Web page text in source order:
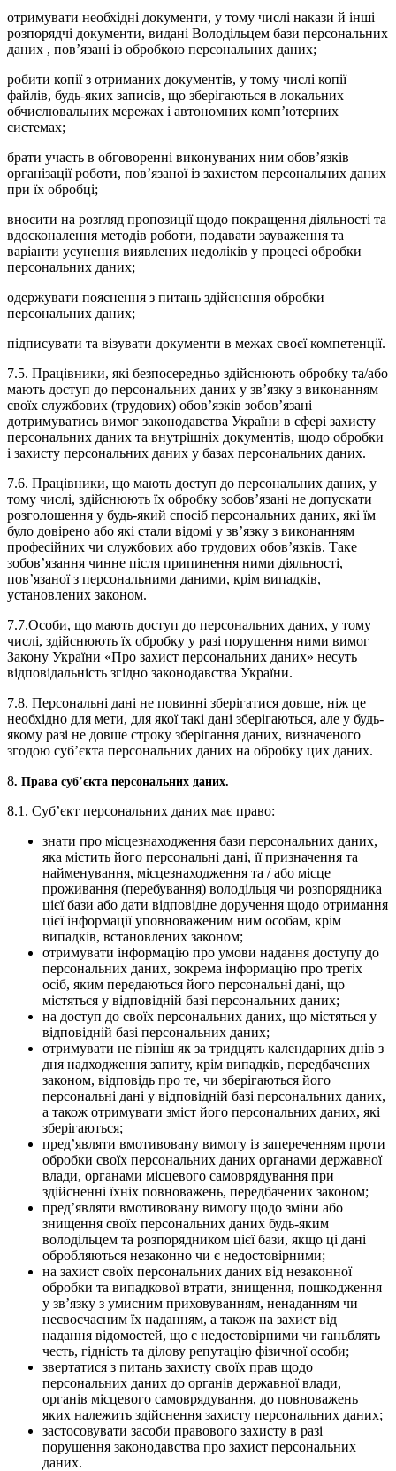
отримувати необхідні документи, у тому числі накази й інші
розпорядчі документи, видані Володільцем бази персональних
даних , пов’язані із обробкою персональних даних;
робити копії з отриманих документів, у тому числі копії
файлів, будь-яких записів, що зберігаються в локальних
обчислювальних мережах і автономних комп’ютерних
системах;
брати участь в обговоренні виконуваних ним обов’язків
організації роботи, пов’язаної із захистом персональних даних
при їх обробці;
вносити на розгляд пропозиції щодо покращення діяльності та
вдосконалення методів роботи, подавати зауваження та
варіанти усунення виявлених недоліків у процесі обробки
персональних даних;
одержувати пояснення з питань здійснення обробки
персональних даних;
підписувати та візувати документи в межах своєї компетенції.
7.5. Працівники, які безпосередньо здійснюють обробку та/або
мають доступ до персональних даних у зв’язку з виконанням
своїх службових (трудових) обов’язків зобов’язані
дотримуватись вимог законодавства України в сфері захисту
персональних даних та внутрішніх документів, щодо обробки
і захисту персональних даних у базах персональних даних.
7.6. Працівники, що мають доступ до персональних даних, у
тому числі, здійснюють їх обробку зобов’язані не допускати
розголошення у будь-який спосіб персональних даних, які їм
було довірено або які стали відомі у зв’язку з виконанням
професійних чи службових або трудових обов’язків. Таке
зобов’язання чинне після припинення ними діяльності,
пов’язаної з персональними даними, крім випадків,
установлених законом.
7.7.Особи, що мають доступ до персональних даних, у тому
числі, здійснюють їх обробку у разі порушення ними вимог
Закону України «Про захист персональних даних» несуть
відповідальність згідно законодавства України.
7.8. Персональні дані не повинні зберігатися довше, ніж це
необхідно для мети, для якої такі дані зберігаються, але у будь-
якому разі не довше строку зберігання даних, визначеного
згодою суб’єкта персональних даних на обробку цих даних.
8. Права суб’єкта персональних даних.
8.1. Суб’єкт персональних даних має право:
знати про місцезнаходження бази персональних даних,
яка містить його персональні дані, її призначення та
найменування, місцезнаходження та / або місце
проживання (перебування) володільця чи розпорядника
цієї бази або дати відповідне доручення щодо отримання
цієї інформації уповноваженим ним особам, крім
випадків, встановлених законом;
отримувати інформацію про умови надання доступу до
персональних даних, зокрема інформацію про третіх
осіб, яким передаються його персональні дані, що
містяться у відповідній базі персональних даних;
на доступ до своїх персональних даних, що містяться у
відповідній базі персональних даних;
отримувати не пізніш як за тридцять календарних днів з
дня надходження запиту, крім випадків, передбачених
законом, відповідь про те, чи зберігаються його
персональні дані у відповідній базі персональних даних,
а також отримувати зміст його персональних даних, які
зберігаються;
пред’являти вмотивовану вимогу із запереченням проти
обробки своїх персональних даних органами державної
влади, органами місцевого самоврядування при
здійсненні їхніх повноважень, передбачених законом;
пред’являти вмотивовану вимогу щодо зміни або
знищення своїх персональних даних будь-яким
володільцем та розпорядником цієї бази, якщо ці дані
обробляються незаконно чи є недостовірними;
на захист своїх персональних даних від незаконної
обробки та випадкової втрати, знищення, пошкодження
у зв’язку з умисним приховуванням, ненаданням чи
несвоєчасним їх наданням, а також на захист від
надання відомостей, що є недостовірними чи ганьблять
честь, гідність та ділову репутацію фізичної особи;
звертатися з питань захисту своїх прав щодо
персональних даних до органів державної влади,
органів місцевого самоврядування, до повноважень
яких належить здійснення захисту персональних даних;
застосовувати засоби правового захисту в разі
порушення законодавства про захист персональних
даних.